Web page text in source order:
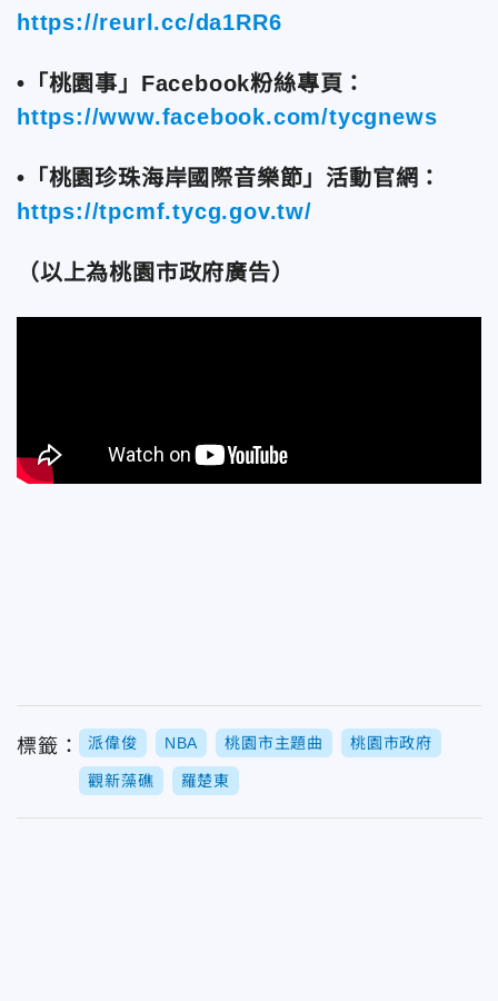
https://reurl.cc/da1RR6
• 「桃園事」Facebook粉絲專頁：
https://www.facebook.com/tycgnews
• 「桃園珍珠海岸國際音樂節」活動官網：
https://tpcmf.tycg.gov.tw/
（以上為桃園市政府廣告）
標籤： 派偉俊 NBA 桃園市主題曲 桃園市政府
觀新藻礁 羅楚東